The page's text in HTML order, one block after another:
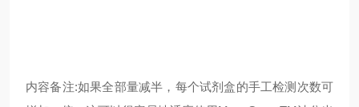
内容备注:如果全部量减半，每个试剂盒的手工检测次数可